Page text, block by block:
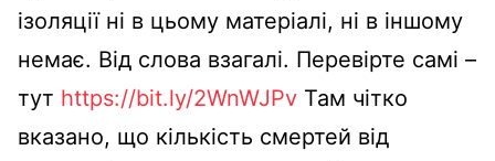
ізоляції ні в цьому матеріалі, ні в іншому
немає. Від слова взагалі. Перевірте самі –
тут https://bit.ly/2WnWJPv Там чітко
вказано, що кількість смертей від